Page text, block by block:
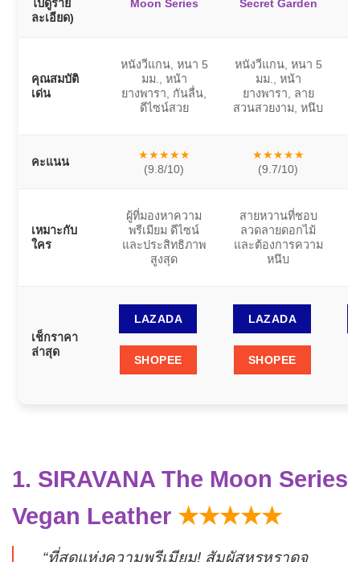
ไปดูราย
ละเอียด)
Moon Series
Secret Garden
คุณสมบัติ
เด่น
หนังวีแกน, หนา 5
มม., หน้า
ยางพารา, กันลื่น,
ดีไซน์สวย
หนังวีแกน, หนา 5
มม., หน้า
ยางพารา, ลาย
สวนสวยงาม, หนึบ
คะแนน
★★★★★
(9.8/10)
★★★★★
(9.7/10)
เหมาะกับ
ใคร
ผู้ที่มองหาความ
พรีเมียม ดีไซน์
และประสิทธิภาพ
สูงสุด
สายหวานที่ชอบ
ลวดลายดอกไม้
และต้องการความ
หนึบ
เช็กราคา
ล่าสุด
LAZADA
SHOPEE
LAZADA
SHOPEE
1. SIRAVANA The Moon Series
Vegan Leather ★★★★★
“ที่สุดแห่งความพรีเมียม! สัมผัสหรูหราดุจ